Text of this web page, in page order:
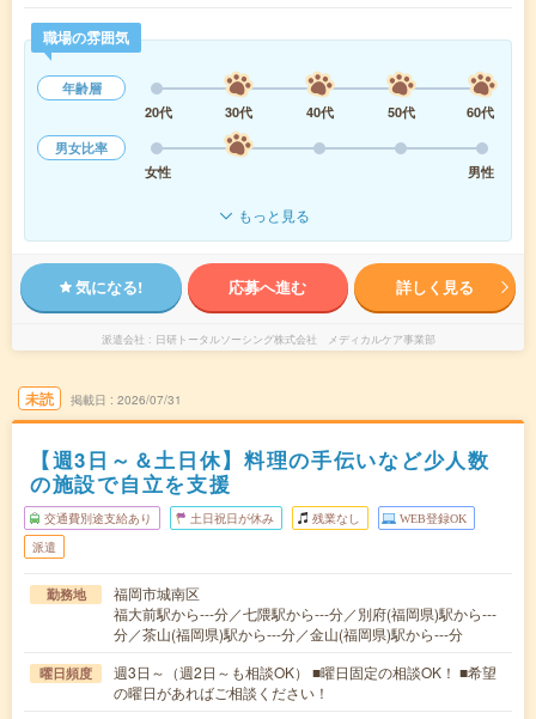
職場の雰囲気
年齢層
20代
30代 40代 50代
60代
男女比率
女性
男性
もっと見る
気になる! 応募へ進む 詳しく見る
派遣会社 日研トータルソーシング株式会社 メディカルケア事業部
未読 掲載日 2026/07/31
【週3日～＆土日休】料理の手伝いなど少人数
の施設で自立を支援
交通費別途支給あり 土日祝日が休み 残業なし WEB登録OK
派遣
勤務地
福岡市城南区
福大前駅から---分／七隈駅から---分／別府(福岡県)駅から---
分／茶山(福岡県)駅から---分／金山(福岡県)駅から---分
曜日頻度
週3日～（週2日～も相談OK） ■曜日固定の相談OK！ ■希望
の曜日があればご相談ください！